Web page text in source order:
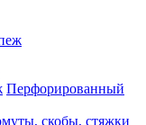
Перфорированный
скобы, стяжки